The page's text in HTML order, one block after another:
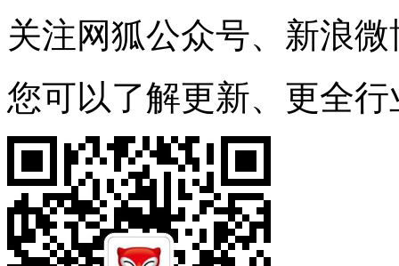
关注网狐公众号、新浪
您可以了解更新、更全行